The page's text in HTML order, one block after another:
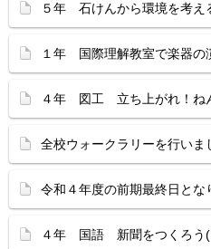
５年 石けんから環境を考え
１年 国際理解教室で楽器の
４年 図工 立ち上がれ！ね
全校ウォークラリーを行いま
令和４年度の前期最終日とな
４年 国語 新聞をつくろう